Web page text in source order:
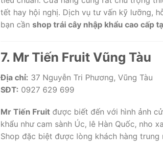
tết hay hội nghị. Dịch vụ tư vấn kỹ lưỡng,
bạn cần shop trái cây nhập khẩu cao cấp
7. Mr Tiến Fruit Vũng Tàu
Địa chỉ: 37 Nguyễn Tri Phương, Vũng Tàu
SĐT: 0927 629 699
Mr Tiến Fruit được biết đến với hình ảnh
khẩu như cam sành Úc, lê Hàn Quốc, nho
Shop đặc biệt được lòng khách hàng